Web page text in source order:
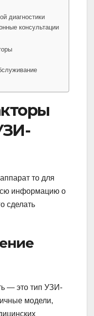
диагностики
консультации
то для
информацию о
сделать
— это тип УЗИ-
модели,